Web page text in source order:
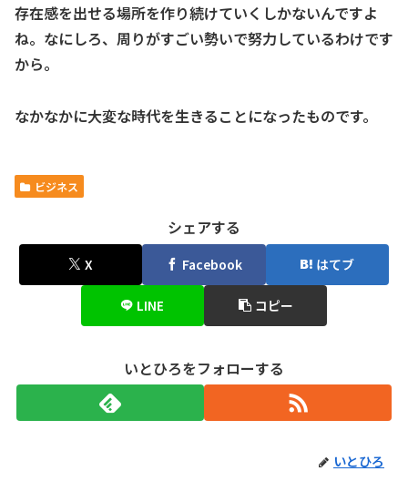
存在感を出せる場所を作り続けていくしかないんですよ
ね。なにしろ、周りがすごい勢いで努力しているわけです
から。
なかなかに大変な時代を生きることになったものです。
ビジネス
シェアする
X Facebook はてブ
LINE コピー
いとひろをフォローする
いとひろ